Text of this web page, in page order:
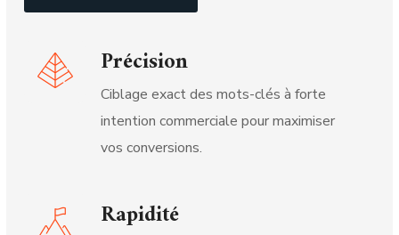
Précision
Ciblage exact des mots-clés à forte
intention commerciale pour maximiser
vos conversions.
Rapidité